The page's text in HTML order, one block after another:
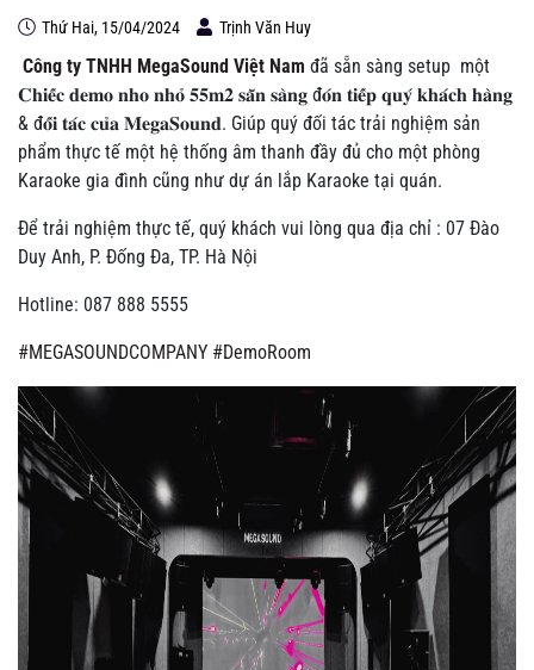
Thứ Hai, 15/04/2024 Trịnh Văn Huy
Công ty TNHH MegaSound Việt Nam đã sẵn sàng setup một
𝐂𝐡𝐢𝐞̂́𝐜 𝐝𝐞𝐦𝐨 𝐧𝐡𝐨 𝐧𝐡𝐨̉ 𝟓𝟓𝐦𝟐 𝐬𝐚̆̃𝐧 𝐬𝐚̀𝐧𝐠 đ𝐨́𝐧 𝐭𝐢𝐞̂́𝐩 𝐪𝐮𝐲́ 𝐤𝐡𝐚́𝐜𝐡 𝐡𝐚̀𝐧𝐠
& đ𝐨̂́𝐢 𝐭𝐚́𝐜 𝐜𝐮̉𝐚 𝐌𝐞𝐠𝐚𝐒𝐨𝐮𝐧𝐝. Giúp quý đối tác trải nghiệm sản
phẩm thực tế một hệ thống âm thanh đầy đủ cho một phòng
Karaoke gia đình cũng như dự án lắp Karaoke tại quán.
Để trải nghiệm thực tế, quý khách vui lòng qua địa chỉ : 07 Đào
Duy Anh, P. Đống Đa, TP. Hà Nội
Hotline: 087 888 5555
#MEGASOUNDCOMPANY #DemoRoom